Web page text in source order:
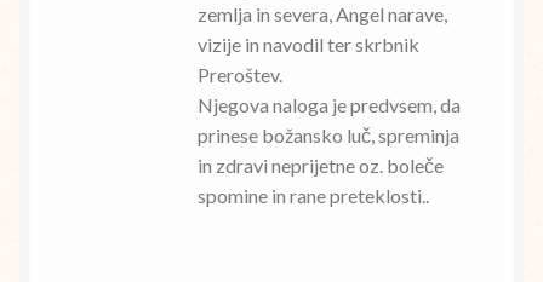
zemlja in severa, Angel narave,
vizije in navodil ter skrbnik
Preroštev.
Njegova naloga je predvsem, da
prinese božansko luč, spreminja
in zdravi neprijetne oz. boleče
spomine in rane preteklosti..